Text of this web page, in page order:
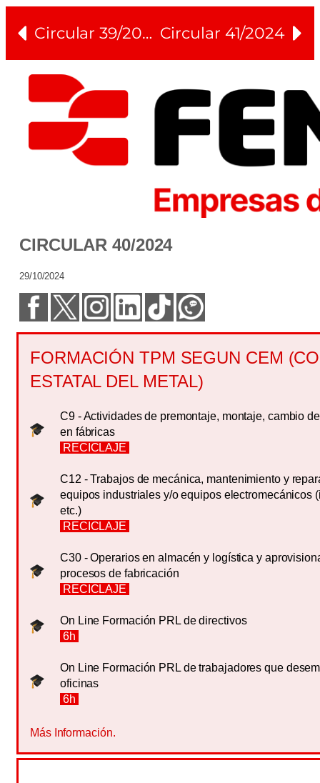
Circular 39/2024 Circular 41/2024
CIRCULAR 40/2024
29/10/2024
FORMACIÓN TPM SEGUN CEM
ESTATAL DEL METAL)
C9 - Actividades de premontaje, montaje, cambio
en fábricas
RECICLAJE
C12 - Trabajos de mecánica, mantenimiento y
equipos industriales y/o equipos electromecánicos
etc.)
RECICLAJE
C30 - Operarios en almacén y logística y
procesos de fabricación
RECICLAJE
On Line Formación PRL de directivos
6h
On Line Formación PRL de trabajadores que
oficinas
6h
Más Información.